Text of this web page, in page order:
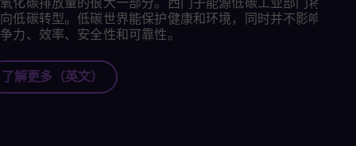
低碳转型。低碳世界能保护健康和环境，同时并不影响客户
力、效率、安全性和可靠性。
了解更多（英文）